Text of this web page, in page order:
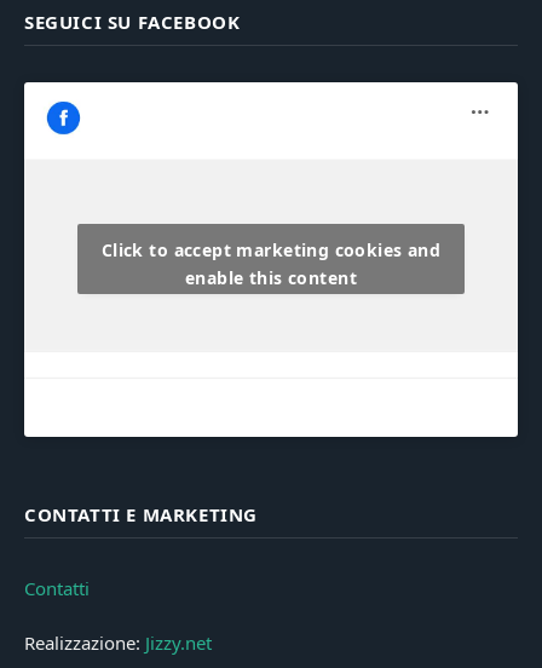
SEGUICI SU FACEBOOK
Click to accept marketing cookies and
enable this content
CONTATTI E MARKETING
Contatti
Realizzazione: Jizzy.net